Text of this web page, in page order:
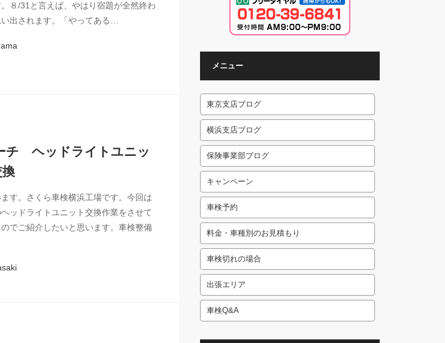
８/31と言えば、やはり宿題が全然終わ
出されます。「やってある…
チ ヘッドライトユニッ
換
す。さくら車検横浜工場です。今回は
ッドライトユニット交換作業をさせて
でご紹介したいと思います。車検整備
メニュー
東京支店ブログ
横浜支店ブログ
保険事業部ブログ
キャンペーン
車検予約
料金・車種別のお見積もり
車検切れの場合
出張エリア
車検Q&A